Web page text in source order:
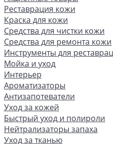
Реставрация кожи
Краска для кожи
Средства для чистки кожи
Средства для ремонта кожи
Инструменты для
Мойка и уход
Интерьер
Ароматизаторы
Антизапотеватели
Уход за кожей
Быстрый уход и полироли
Нейтрализаторы запаха
Уход за тканью